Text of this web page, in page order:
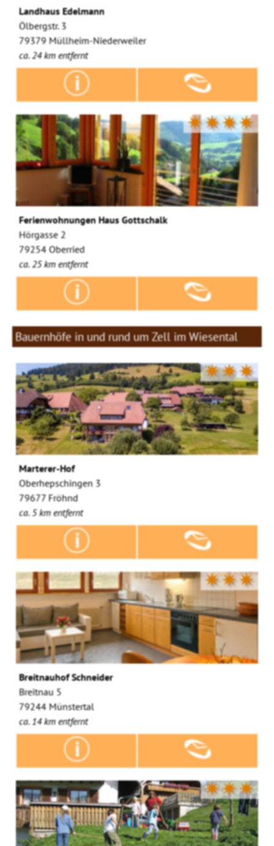
Landhaus Edelmann
Ölbergstr. 3
79379 Müllheim-Niederweiler
ca. 24 km entfernt
✷✷✷✷
Ferienwohnungen Haus Gottschalk
Hörgasse 2
79254 Oberried
ca. 25 km entfernt
Bauernhöfe in und rund um Zell im Wiesental
✷✷✷
Marterer-Hof
Oberhepschingen 3
79677 Fröhnd
ca. 5 km entfernt
✷✷✷
Breitnauhof Schneider
Breitnau 5
79244 Münstertal
ca. 14 km entfernt
✷✷✷